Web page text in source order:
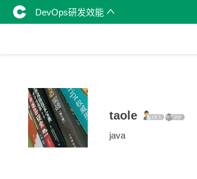
DevOps研发效能
taole
java